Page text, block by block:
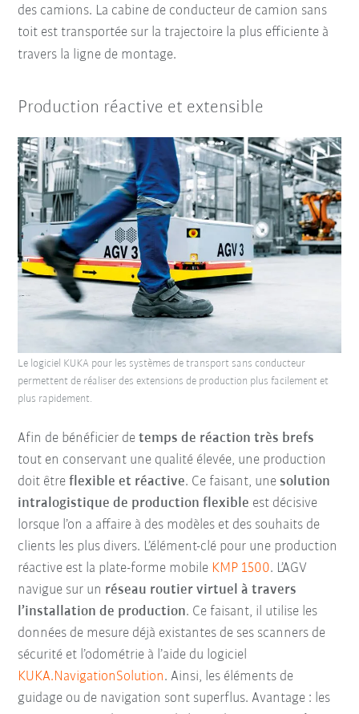
des camions. La cabine de conducteur de camion sans
toit est transportée sur la trajectoire la plus efficiente à
travers la ligne de montage.
Production réactive et extensible
Afin de bénéficier detemps de réaction très brefs
tout en conservant une qualité élevée, une production
doit êtreflexible et réactive. Ce faisant, unesolution
intralogistique de production flexible est décisive
lorsque l’on a affaire à des modèles et des souhaits de
clients les plus divers. L’élément-clé pour une production
réactive est la plate-forme mobile KMP 1500. L’AGV
navigue sur un réseau routier virtuel à travers
l’installation de production. Ce faisant, il utilise les
données de mesure déjà existantes de ses scanners de
sécurité et l’odométrie à l’aide du logiciel
KUKA.NavigationSolution. Ainsi, les éléments de
guidage ou de navigation sont superflus. Avantage : les
Le logiciel KUKA pour les systèmes de transport sans conducteur
permettent de réaliser des extensions de production plus facilement et
plus rapidement.